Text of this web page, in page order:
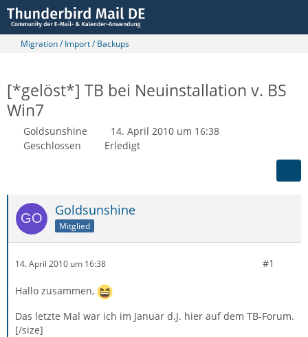
Migration / Import / Backups
[*gelöst*] TB bei Neuinstallation v. BS
Win7
Goldsunshine
14. April 2010 um 16:38
Geschlossen
Erledigt
Goldsunshine
Mitglied
14. April 2010 um 16:38 #1
Hallo zusammen,
Das letzte Mal war ich im Januar d.J. hier auf dem TB-Forum.
[/size]